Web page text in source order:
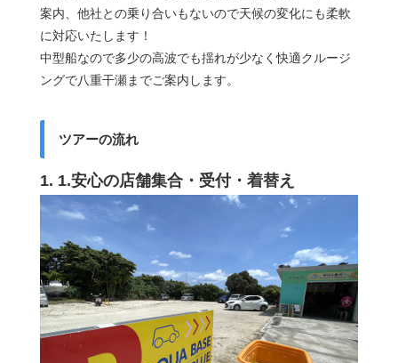
案内、他社との乗り合いもないので天候の変化にも柔軟
に対応いたします！
中型船なので多少の高波でも揺れが少なく快適クルージ
ングで八重干瀬までご案内します。
ツアーの流れ
1. 1.安心の店舗集合・受付・着替え